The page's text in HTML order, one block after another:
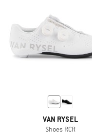
VAN RYSEL
Shoes RCR